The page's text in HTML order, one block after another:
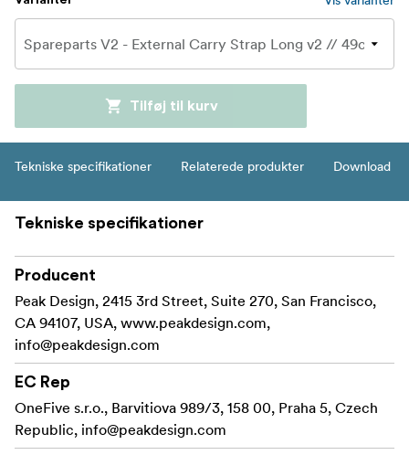
Tilføj til kurv
Tekniske specifikationer Relaterede produkter Download
Tekniske specifikationer
Producent
Peak Design, 2415 3rd Street, Suite 270, San Francisco,
CA 94107, USA, www.peakdesign.com,
info@peakdesign.com
EC Rep
OneFive s.r.o., Barvitiova 989/3, 158 00, Praha 5, Czech
Republic, info@peakdesign.com